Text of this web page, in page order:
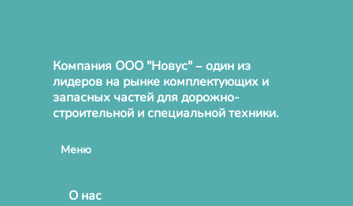
Компания ООО "Новус" – один из
лидеров на рынке комплектующих и
запасных частей для дорожно-
строительной и специальной техники.
Меню
О нас